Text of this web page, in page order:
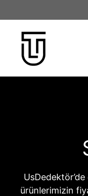
atla
ürünlerimizin